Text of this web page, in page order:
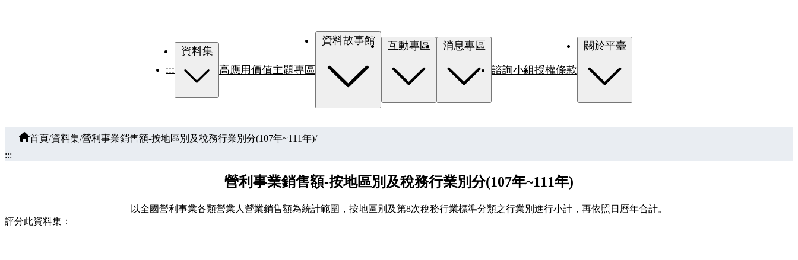
:::
資料集
高應用價值主題專區
資料故事館
諮詢小組授權條款
首頁/資料集/營利事業銷售額-按地區別及稅務行業別分(107年~111年)/
:::
營利事業銷售額-按地區別及稅務行業別分(107年~111年)
以全國營利事業各類營業人營業銷售額為統計範圍，按地區別及第8次稅務行業標準分類之行業別進行小計，再依照日曆年合計。
評分此資料集：